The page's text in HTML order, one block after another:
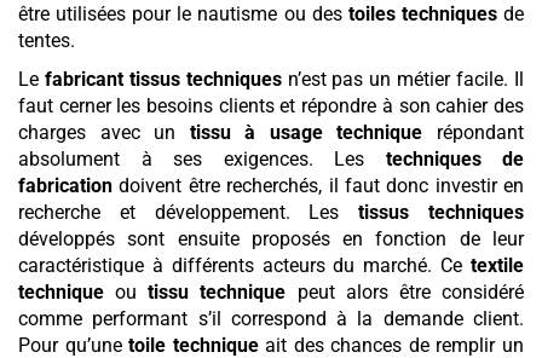
être utilisées pour le nautisme ou des toiles techniquesde
tentes.
Le fabricant tissus techniquesn’est pas un métier facile. Il
faut cerner les besoins clients et répondre à son cahier des
charges avec un tissu à usage technique répondant
absolument à ses exigences. Les techniques de
fabrication doivent être recherchés, il faut donc investir en
recherche et développement. Lestissus techniques
développés sont ensuite proposés en fonction de leur
caractéristique à différents acteurs du marché. Ce textile
technique outissu technique peut alors être considéré
comme performant s’il correspond à la demande client.
Pour qu’unetoile techniqueait des chances de remplir un